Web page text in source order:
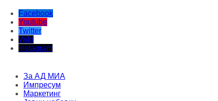
Facebook
Youtube
Twitter
Wiki
Instagram
За АД МИА
Импресум
Маркетинг